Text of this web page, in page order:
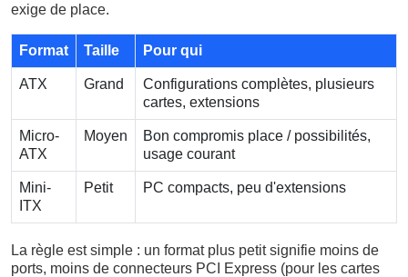
exige de place.
Format Taille Pour qui
ATX Grand
Configurations complètes, plusieurs
cartes, extensions
Micro-
ATX
Moyen
Bon compromis place / possibilités,
usage courant
Mini-
ITX
Petit PC compacts, peu d'extensions
La règle est simple : un format plus petit signifie moins de
ports, moins de connecteurs PCI Express (pour les cartes